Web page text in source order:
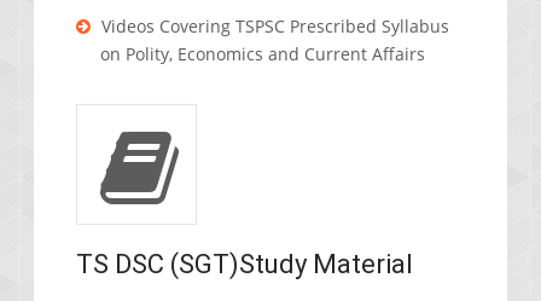
Videos Covering TSPSC Prescribed Syllabus
on Polity, Economics and Current Affairs
TS DSC (SGT)Study Material